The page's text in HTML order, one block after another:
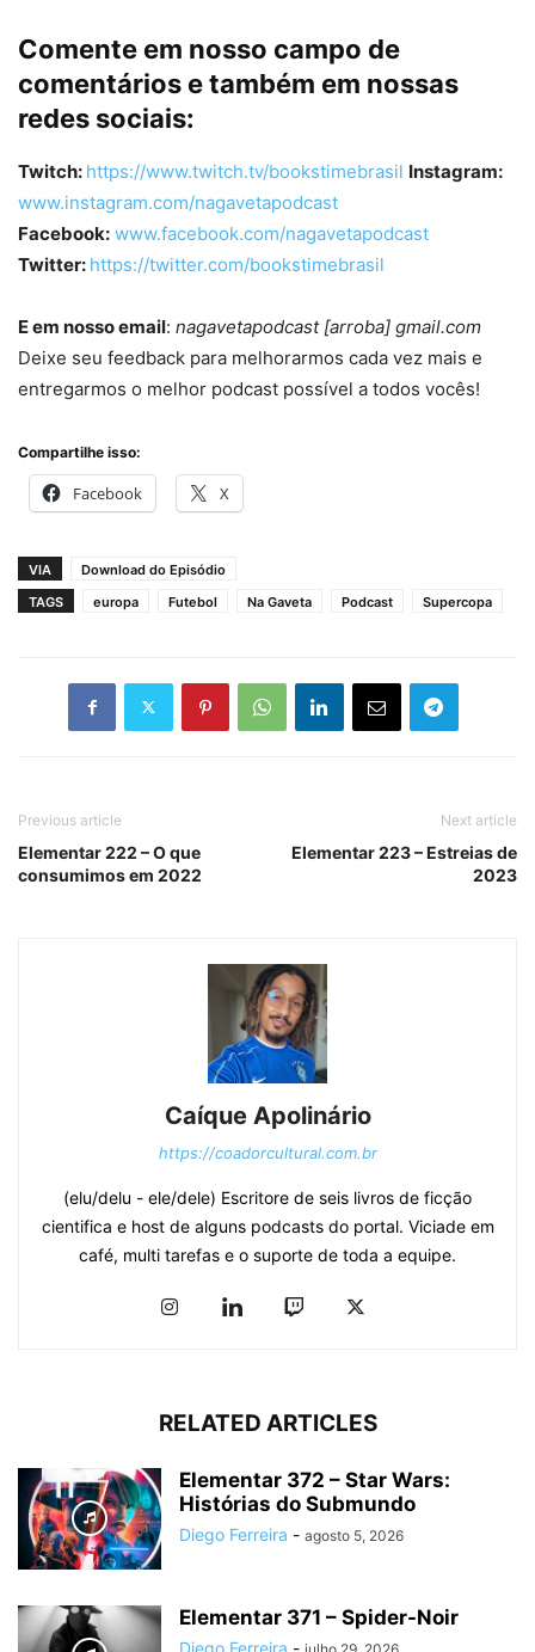
Comente em nosso campo de
comentários e também em nossas
redes sociais:
Twitch: https://www.twitch.tv/bookstimebrasil Instagram:
www.instagram.com/nagavetapodcast
Facebook: www.facebook.com/nagavetapodcast
Twitter: https://twitter.com/bookstimebrasil
E em nosso email: nagavetapodcast [arroba] gmail.com
Deixe seu feedback para melhorarmos cada vez mais e
entregarmos o melhor podcast possível a todos vocês!
Compartilhe isso:
Facebook X
VIA
Download do Episódio
TAGS
europa Futebol Na Gaveta Podcast Supercopa
Previous article
Elementar 222 – O que
consumimos em 2022
Next article
Elementar 223 – Estreias de
2023
Caíque Apolinário
https://coadorcultural.com.br
(elu/delu - ele/dele) Escritore de seis livros de ficção
cientifica e host de alguns podcasts do portal. Viciade em
café, multi tarefas e o suporte de toda a equipe.
RELATED ARTICLES
Elementar 372 – Star Wars:
Histórias do Submundo
Diego Ferreira - agosto 5, 2026
Elementar 371 – Spider-Noir
Diego Ferreira - julho 29, 2026